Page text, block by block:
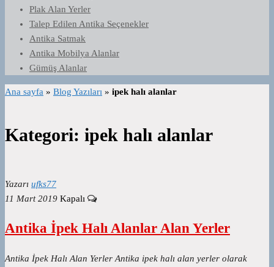
Plak Alan Yerler
Talep Edilen Antika Seçenekler
Antika Satmak
Antika Mobilya Alanlar
Gümüş Alanlar
Ana sayfa » Blog Yazıları » ipek halı alanlar
Kategori: ipek halı alanlar
Yazarı ufks77
11 Mart 2019 Kapalı
Antika İpek Halı Alanlar Alan Yerler
Antika İpek Halı Alan Yerler Antika ipek halı alan yerler olarak